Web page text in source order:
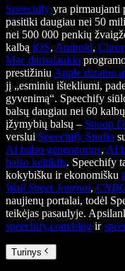
Speechify yra pirmaujanti
pasitiki daugiau nei 50
nei 500 000 penkių
kalbą iOS, Android,
Mac darbalaukio
prestižiniu Apple dizaino
jį „esminiu ištekliumi,
gyvenimą“. Speechify
balsų daugiau nei 60
įžymybių balsų – Snoop
verslui Speechify Studio
AI balso generatorius, AI
balso keitiklis. Speechify
kokybišku ir ekonomišku
Wall Street Journal,
naujienų portalai, todėl
teikėjas pasaulyje.
speechify.com/blog ir
Turinys